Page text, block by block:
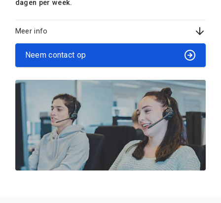
dagen per week.
Meer info
Neem contact op